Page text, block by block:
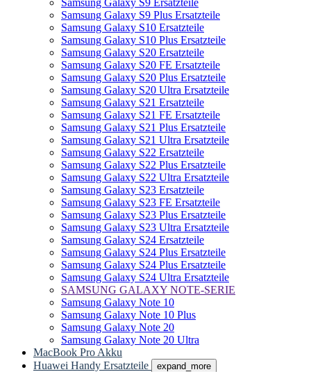
Samsung Galaxy S9 Plus Ersatzteile
Samsung Galaxy S10 Ersatzteile
Samsung Galaxy S10 Plus Ersatzteile
Samsung Galaxy S20 Ersatzteile
Samsung Galaxy S20 FE Ersatzteile
Samsung Galaxy S20 Plus Ersatzteile
Samsung Galaxy S20 Ultra Ersatzteile
Samsung Galaxy S21 Ersatzteile
Samsung Galaxy S21 FE Ersatzteile
Samsung Galaxy S21 Plus Ersatzteile
Samsung Galaxy S21 Ultra Ersatzteile
Samsung Galaxy S22 Ersatzteile
Samsung Galaxy S22 Plus Ersatzteile
Samsung Galaxy S22 Ultra Ersatzteile
Samsung Galaxy S23 Ersatzteile
Samsung Galaxy S23 FE Ersatzteile
Samsung Galaxy S23 Plus Ersatzteile
Samsung Galaxy S23 Ultra Ersatzteile
Samsung Galaxy S24 Ersatzteile
Samsung Galaxy S24 Plus Ersatzteile
Samsung Galaxy S24 Plus Ersatzteile
Samsung Galaxy S24 Ultra Ersatzteile
SAMSUNG GALAXY NOTE-SERIE
Samsung Galaxy Note 10
Samsung Galaxy Note 10 Plus
Samsung Galaxy Note 20
Samsung Galaxy Note 20 Ultra
MacBook Pro Akku
Huawei Handy Ersatzteile
expand_more